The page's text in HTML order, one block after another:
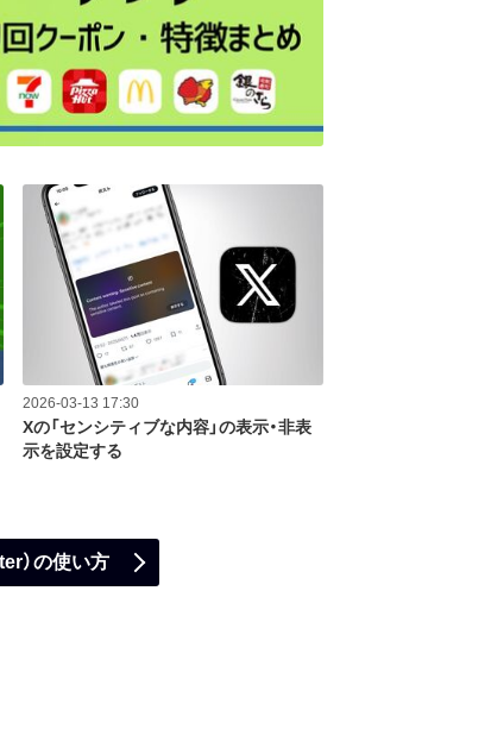
2026-03-13 17:30
Xの「センシティブな内容」の表示・非表
示を設定する
）の使い方